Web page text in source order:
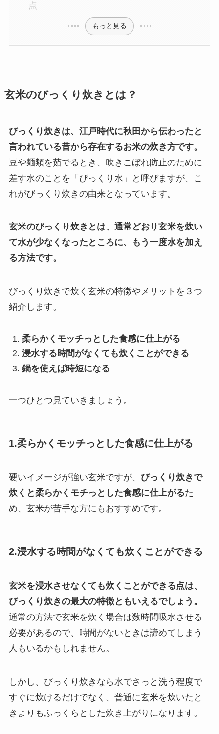
点
もっと見る
玄米のびっくり炊きとは？
びっくり炊きは、江戸時代に秋田から伝わったと
言われている昔から存在するお米の炊き方です。
豆や麺類を茹でるとき、吹きこぼれ防止のために
差す水のことを「びっくり水」と呼びますが、こ
れがびっくり炊きの由来となっています。
玄米のびっくり炊きとは、通常どおり玄米を炊い
て水が少なくなったところに、もう一度水を加え
る方法です。
びっくり炊きで炊く玄米の特徴やメリットを３つ
紹介します。
柔らかくモッチっとした食感に仕上がる
浸水する時間がなくても炊くことができる
鍋を使えば時短になる
一つひとつ見ていきましょう。
1.柔らかくモッチっとした食感に仕上がる
硬いイメージが強い玄米ですが、 びっくり炊きで
炊くと柔らかくモチっとした食感に仕上がるた
め、玄米が苦手な方にもおすすめです。
2.浸水する時間がなくても炊くことができる
玄米を浸水させなくても炊くことができる点は、
びっくり炊きの最大の特徴ともいえるでしょう。
通常の方法で玄米を炊く場合は数時間吸水させる
必要があるので、時間がないときは諦めてしまう
人もいるかもしれません。
しかし、びっくり炊きなら水でさっと洗う程度で
すぐに炊けるだけでなく、普通に玄米を炊いたと
きよりもふっくらとした炊き上がりになります。